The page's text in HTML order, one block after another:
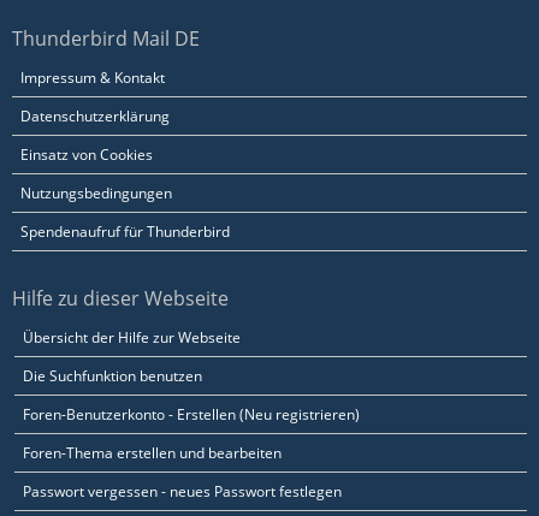
Thunderbird Mail DE
Impressum & Kontakt
Datenschutzerklärung
Einsatz von Cookies
Nutzungsbedingungen
Spendenaufruf für Thunderbird
Hilfe zu dieser Webseite
Übersicht der Hilfe zur Webseite
Die Suchfunktion benutzen
Foren-Benutzerkonto - Erstellen (Neu registrieren)
Foren-Thema erstellen und bearbeiten
Passwort vergessen - neues Passwort festlegen